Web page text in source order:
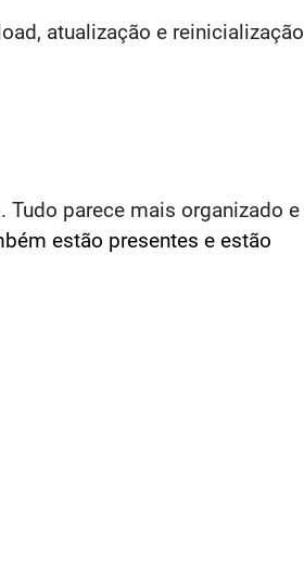
atualização e reinicialização
. Tudo parece mais organizado e
estão presentes e estão